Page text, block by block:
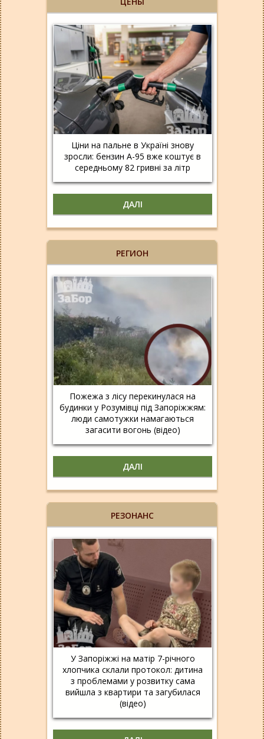
Ціни на пальне в Україні знову
зросли: бензин А-95 вже коштує в
середньому 82 гривні за літр
ДАЛІ
РЕГИОН
Пожежа з лісу перекинулася на
будинки у Розумівці під Запоріжжям:
люди самотужки намагаються
загасити вогонь (відео)
ДАЛІ
РЕЗОНАНС
У Запоріжжі на матір 7-річного
хлопчика склали протокол: дитина
з проблемами у розвитку сама
вийшла з квартири та загубилася
(відео)